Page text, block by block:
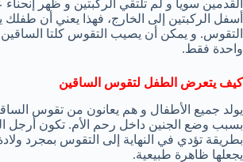
القدمين سوياً و لم تلتقي الركبتين و ظهر
أسفل الركبتين إلى الخارج، فهذا يعني أن طفلك
التقوس. و يمكن أن يصيب التقوس كلتا
واحدة فقط.
كيف يتعرض الطفل لتقوس الساقين
يولد جميع الأطفال و هم يعانون من تقوس
بسبب وضع الجنين داخل رحم الأم. تكون أرجل
بطريقة تؤدي في النهاية إلى التقوس بمجرد
يجعلها ظاهرة طبيعية.